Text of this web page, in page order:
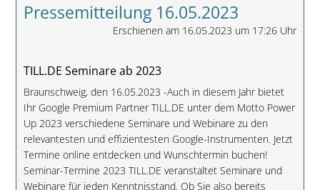
Pressemitteilung 16.05.2023
Erschienen am 16.05.2023 um 17:26 Uhr
TILL.DE Seminare ab 2023
Braunschweig, den 16.05.2023 -Auch in diesem Jahr bietet
Ihr Google Premium Partner TILL.DE unter dem Motto Power
Up 2023 verschiedene Seminare und Webinare zu den
relevantesten und effizientesten Google-Instrumenten. Jetzt
Termine online entdecken und Wunschtermin buchen!
Seminar-Termine 2023 TILL.DE veranstaltet Seminare und
Webinare für jeden Kenntnisstand. Ob Sie also bereits